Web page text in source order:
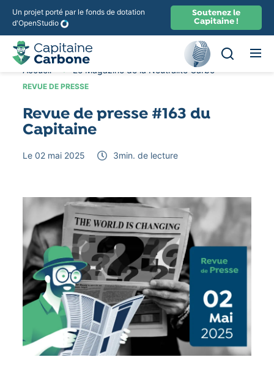
Un projet porté par le fonds de dotation
d'OpenStudio
Soutenez le
Capitaine !
Ouvir la
Accueil
Le Magazine de la Neutralité Carbone
REVUE DE PRESSE
Revue de presse #163 du
Capitaine
Le 02 mai 2025 3min. de lecture